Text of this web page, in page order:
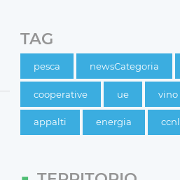
TAG
pesca newsCategoria
cooperative ue vino
appalti energia ccnl